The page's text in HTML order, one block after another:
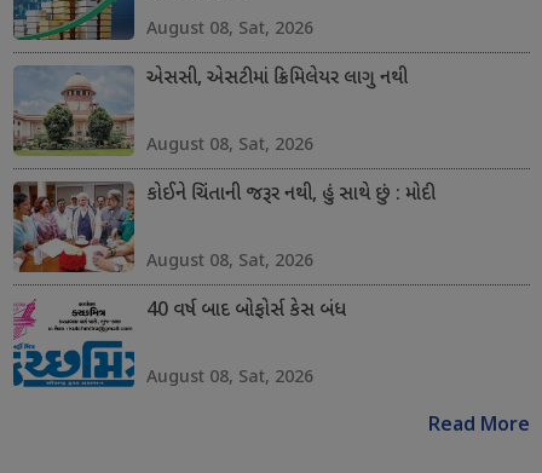
August 08, Sat, 2026
એસસી, એસટીમાં ક્રિમિલેયર લાગુ નથી
August 08, Sat, 2026
કોઈને ચિંતાની જરૂર નથી, હું સાથે છું : મોદી
August 08, Sat, 2026
40 વર્ષ બાદ બોફોર્સ કેસ બંધ
August 08, Sat, 2026
Read More